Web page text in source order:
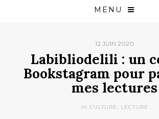
MENU
12 JUIN 2020
Labibliodelili : un
Bookstagram pour
mes lectures
In CULTURE, LECTURE